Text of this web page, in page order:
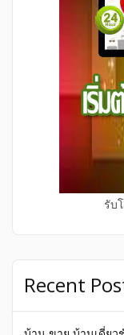
รับ
Recent